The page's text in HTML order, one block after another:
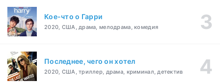
Кое-что о Гарри
2020, США, драма, мелодрама, комедия
Последнее, чего он хотел
2020, США, триллер, драма, криминал, детектив